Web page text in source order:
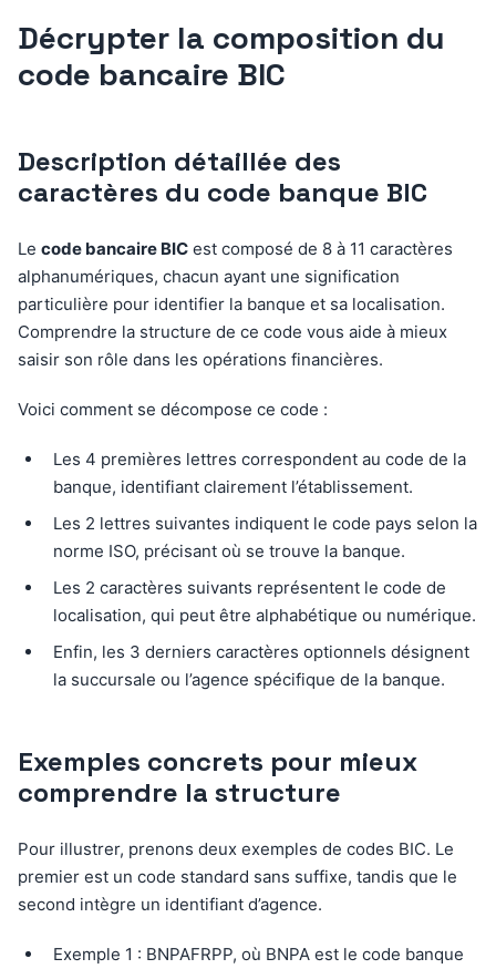
Décrypter la composition du
code bancaire BIC
Description détaillée des
caractères du code banque BIC
Le code bancaire BIC est composé de 8 à 11 caractères
alphanumériques, chacun ayant une signification
particulière pour identifier la banque et sa localisation.
Comprendre la structure de ce code vous aide à mieux
saisir son rôle dans les opérations financières.
Voici comment se décompose ce code :
Les 4 premières lettres correspondent au code de la
banque, identifiant clairement l’établissement.
Les 2 lettres suivantes indiquent le code pays selon la
norme ISO, précisant où se trouve la banque.
Les 2 caractères suivants représentent le code de
localisation, qui peut être alphabétique ou numérique.
Enfin, les 3 derniers caractères optionnels désignent
la succursale ou l’agence spécifique de la banque.
Exemples concrets pour mieux
comprendre la structure
Pour illustrer, prenons deux exemples de codes BIC. Le
premier est un code standard sans suffixe, tandis que le
second intègre un identifiant d’agence.
Exemple 1 : BNPAFRPP, où BNPA est le code banque